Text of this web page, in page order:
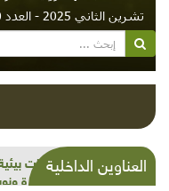
تشرين الثاني 2025 - العدد 180 (2025-11-01)
العناوين الداخليةشذرات
وحاكورة